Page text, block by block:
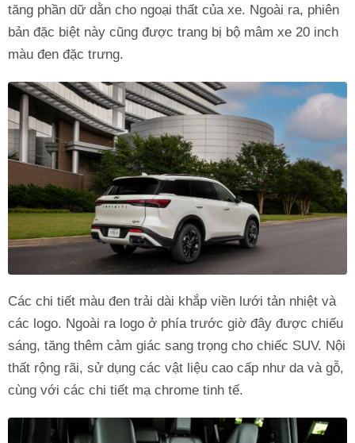
tăng phần dữ dằn cho ngoại thất của xe. Ngoài ra, phiên
bản đặc biệt này cũng được trang bị bộ mâm xe 20 inch
màu đen đặc trưng.
Các chi tiết màu đen trải dài khắp viền lưới tản nhiệt và
các logo. Ngoài ra logo ở phía trước giờ đây được chiếu
sáng, tăng thêm cảm giác sang trọng cho chiếc SUV. Nội
thất rộng rãi, sử dụng các vật liệu cao cấp như da và gỗ,
cùng với các chi tiết mạ chrome tinh tế.